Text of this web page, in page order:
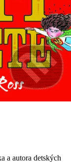
a autora detských